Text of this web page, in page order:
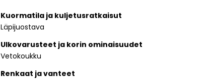
Kuormatila ja kuljetusratkaisut
Läpijuostava
Ulkovarusteet ja korin ominaisuudet
Vetokoukku
Renkaat ja vanteet